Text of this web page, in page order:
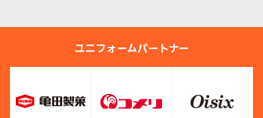
ユニフォームパートナー